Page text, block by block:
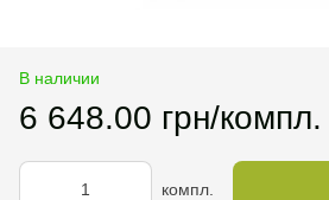
В наличии
6 648.00 грн/компл.
компл.